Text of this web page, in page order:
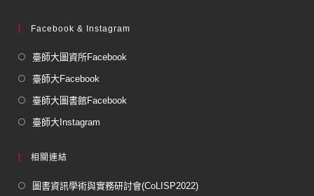
Facebook & Instagram
臺師大圖資所Facebook
臺師大Facebook
臺師大圖書館Facebook
臺師大Instagram
相關連結
圖書資訊學術與實務研討會(CoLISP2022)